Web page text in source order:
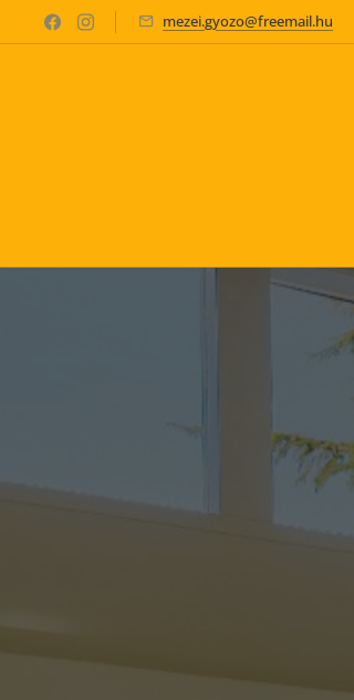
mezei.gyozo@freemail.hu